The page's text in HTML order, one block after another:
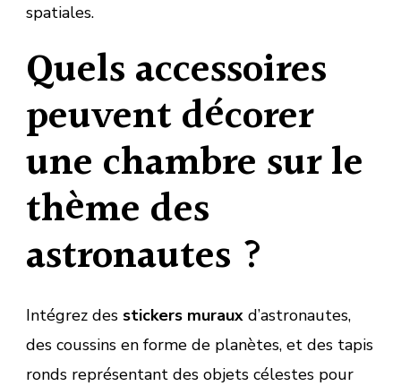
spatiales.
Quels accessoires
peuvent décorer
une chambre sur le
thème des
astronautes ?
Intégrez des stickers muraux d’astronautes,
des coussins en forme de planètes, et des tapis
ronds représentant des objets célestes pour